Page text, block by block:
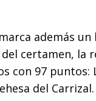
además
certamen, la
con 97 puntos:
del Carrizal.